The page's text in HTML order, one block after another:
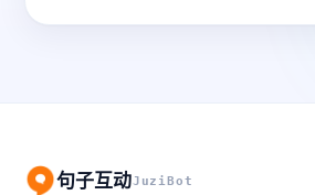
句子互动JuziBot